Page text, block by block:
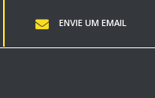
ENVIE UM EMAIL